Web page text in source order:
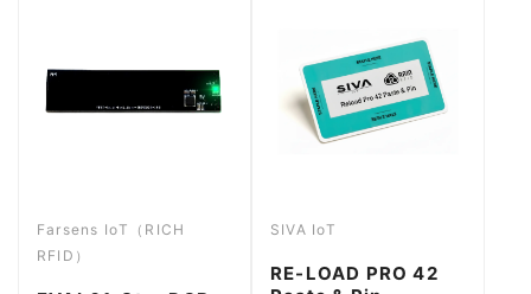
Farsens IoT（RICH
RFID）
SIVA IoT
RE-LOAD PRO 42